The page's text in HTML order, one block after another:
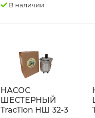
В наличии
НАСОС
ШЕСТЕРНЫЙ
TracTion НШ 32-3